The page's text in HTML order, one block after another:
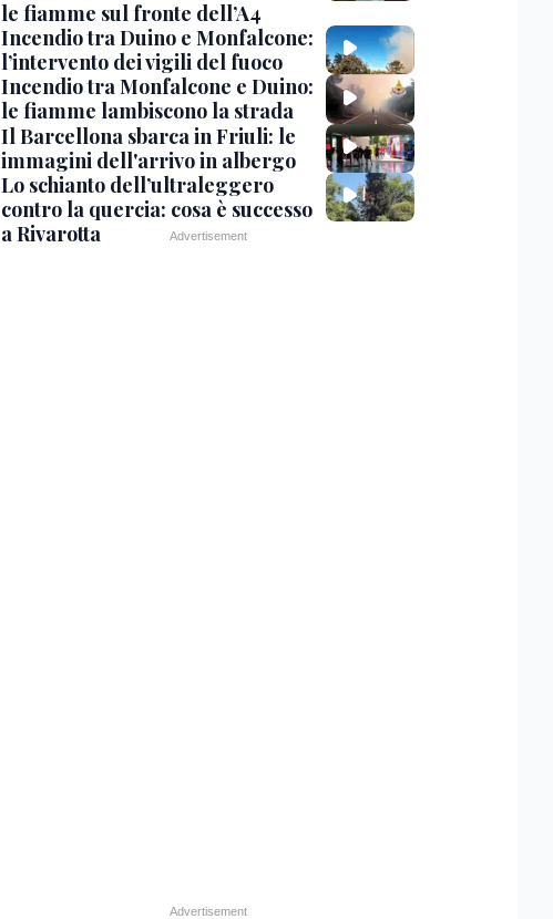
le fiamme sul fronte dell’A4
Incendio tra Duino e Monfalcone:
l’intervento dei vigili del fuoco
Incendio tra Monfalcone e Duino:
le fiamme lambiscono la strada
Il Barcellona sbarca in Friuli: le
immagini dell'arrivo in albergo
Lo schianto dell’ultraleggero
contro la quercia: cosa è successo
a Rivarotta